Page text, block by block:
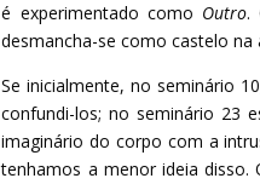
é experimentado como Outro.
desmancha-se como castelo
Se inicialmente, no seminário
confundi-los; no seminário 23
imaginário do corpo com a
tenhamos a menor ideia